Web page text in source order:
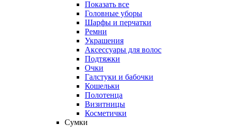
Показать все
Головные уборы
Шарфы и перчатки
Ремни
Украшения
Аксессуары для волос
Подтяжки
Очки
Галстуки и бабочки
Кошельки
Полотенца
Визитницы
Косметички
Сумки